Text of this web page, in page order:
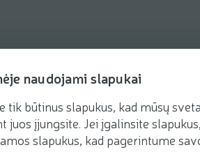
naudojami slapukai
tik būtinus slapukus, kad mūsų
juos įjungsite. Jei įgalinsite
slapukus, kad pagerintume
Receptai